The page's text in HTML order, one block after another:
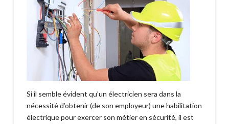
Si il semble évident qu’un électricien sera dans la
nécessité d’obtenir (de son employeur) une habilitation
électrique pour exercer son métier en sécurité, il est